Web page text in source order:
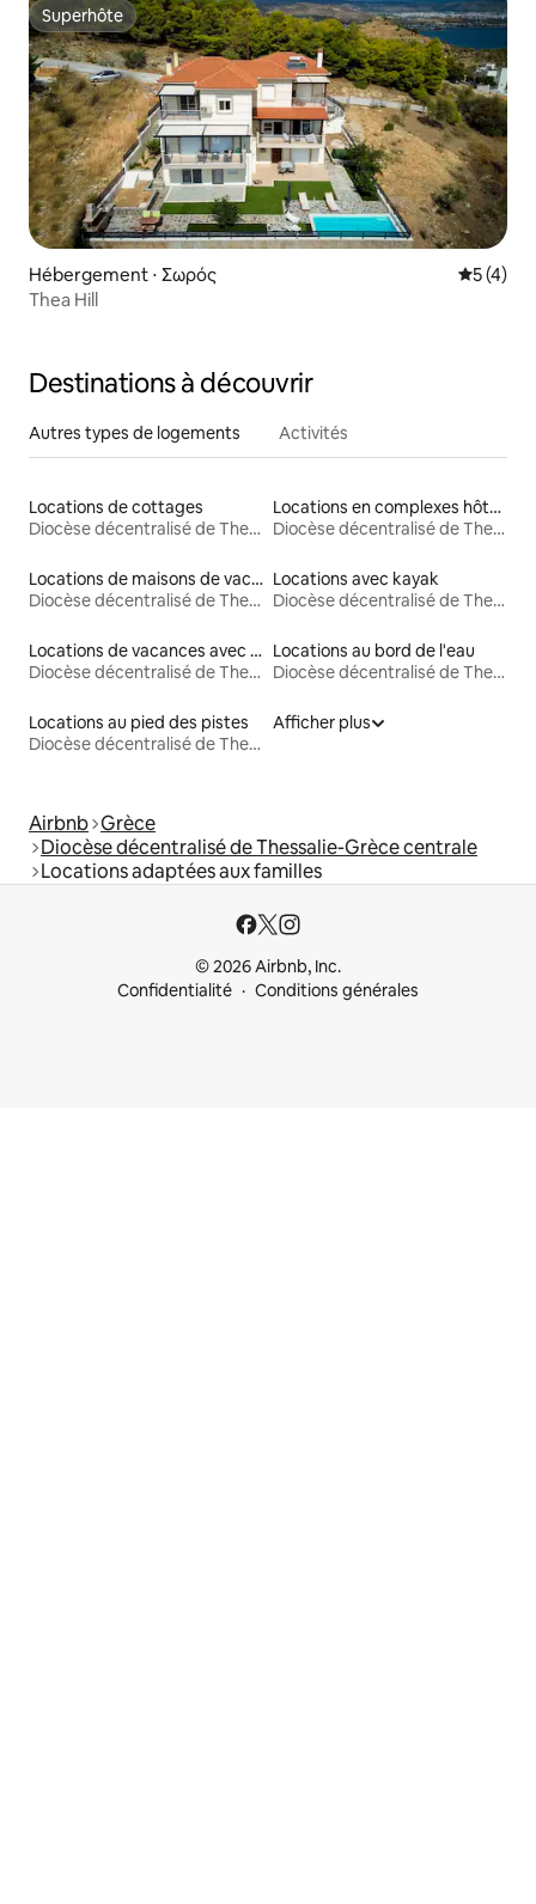
Superhôte
Superhôte
Hébergement ⋅ Σωρός
5 (4)
Thea Hill
Destinations à découvrir
Autres types de logements Activités
Locations de cottages
Diocèse décentralisé de Thessalie-Grèce centrale
Locations en complexes hôteliers
Diocèse décentralisé de Thessalie-Grèce centrale
Locations de maisons de vacances
Diocèse décentralisé de Thessalie-Grèce centrale
Locations avec kayak
Diocèse décentralisé de Thessalie-Grèce centrale
Locations de vacances avec piscine
Diocèse décentralisé de Thessalie-Grèce centrale
Locations au bord de l'eau
Diocèse décentralisé de Thessalie-Grèce centrale
Locations au pied des pistes
Diocèse décentralisé de Thessalie-Grèce centrale
Afficher plus
Airbnb Grèce
Diocèse décentralisé de Thessalie-Grèce centrale
Locations adaptées aux familles
© 2026 Airbnb, Inc.
Confidentialité
Conditions générales